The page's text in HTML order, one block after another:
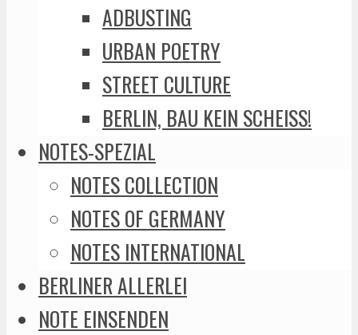
ADBUSTING
URBAN POETRY
STREET CULTURE
BERLIN, BAU KEIN SCHEISS!
NOTES-SPEZIAL
NOTES COLLECTION
NOTES OF GERMANY
NOTES INTERNATIONAL
BERLINER ALLERLEI
NOTE EINSENDEN